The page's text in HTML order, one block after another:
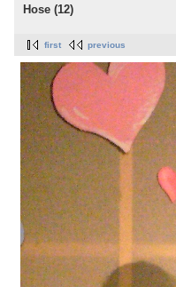
Hose (12)
first previous